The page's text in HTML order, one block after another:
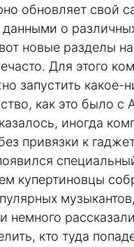
обновляет свой
данными о
новые разделы
Для этого
запустить какое-
как это было с
иногда
привязки к
купертиновцы
немного
кто туда